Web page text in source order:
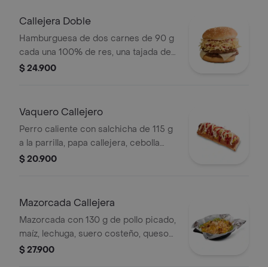
Callejera Doble
Hamburguesa de dos carnes de 90 g
cada una 100% de res, una tajada de
queso tipo mozzarella, papas
$ 24.900
Vaquero Callejero
Perro caliente con salchicha de 115 g
a la parrilla, papa callejera, cebolla
picada, salsa blanca, salsa de tomate
$ 20.900
Mazorcada Callejera
Mazorcada con 130 g de pollo picado,
maíz, lechuga, suero costeño, queso
costeño, salsa BBQ, salsa Corral,
$ 27.900